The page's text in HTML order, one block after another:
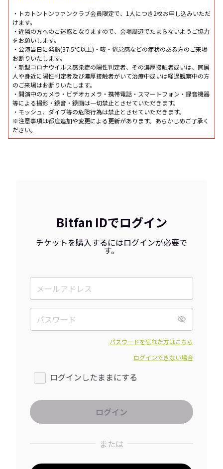
・トカトントンファンクラブ会員限定で、1人につき2枚お申し込みいただ
けます。
・近隣の方へのご迷惑となりますので、会場周辺でたまらないようご協力
をお願いします。
・公演当日に発熱(37.5°C以上)・咳・倦怠感などの症状のある方のご来場
お断りいたします。
・新型コロナウイルス感染症の陽性判定者、その濃厚接触者或いは、同居
人や身近に陽性判定者及び濃厚接触者がいて治療中或いは経過観察中の方
のご来場はお断りいたします。
・開演中のカメラ・ビデオカメラ・携帯電話・スマートフォン・録音機器
等による撮影・録音・録画は一切禁止とさせていただきます。
・モッシュ、ダイブ等の危険行為は禁止とさせていただきます。
※注意事項は都度追加や変更による更新があります。あらかじめご了承く
ださい。
Bitfan IDでログイン
チケットを購入するにはログインが必要で
す。
パスワードを忘れた方はこちら
ログインできない場合
ログインしたままにする
または